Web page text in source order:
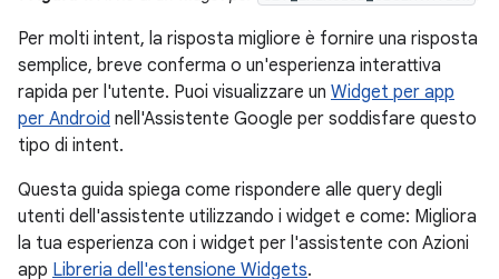
Per molti intent, la risposta migliore è fornire una risposta
semplice, breve conferma o un'esperienza interattiva
rapida per l'utente. Puoi visualizzare un Widget per app
per Android nell'Assistente Google per soddisfare questo
tipo di intent.
Questa guida spiega come rispondere alle query degli
utenti dell'assistente utilizzando i widget e come: Migliora
la tua esperienza con i widget per l'assistente con Azioni
app Libreria dell'estensione Widgets.